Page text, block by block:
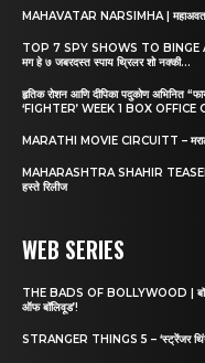
MAHAVATAR NARSIMHA |
TOP 7 SPY SHOWS TO BINGE
मग हे ७ जबरदस्त स्पाय थ्रिलर शो नक्की...
हृतिक रोशन आणि दीपिका पदुकोण अभिनित
‘FIGHTER’ WEEK 1 BOX OFFICE
MARATHI MOVIE CIRCUITT –
MAHARASHTRA SHAHIR TEASER:
हस्ते रिलीज
WEB SERIES
THE BADS OF BOLLYWOOD |
ऑफ बॉलिवूड’!
STRANGER THINGS 5 – ‘स्ट्रेंजर